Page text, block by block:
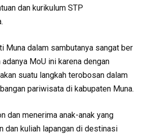
dan kurikulum STP
Muna dalam sambutanya sangat ber
MoU ini karena dengan
suatu langkah terobosan dalam
pariwisata di kabupaten Muna.
dan menerima anak-anak yang
dan kuliah lapangan di destinasi